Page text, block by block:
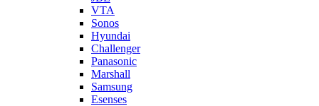
VTA
Sonos
Hyundai
Challenger
Panasonic
Marshall
Samsung
Esenses